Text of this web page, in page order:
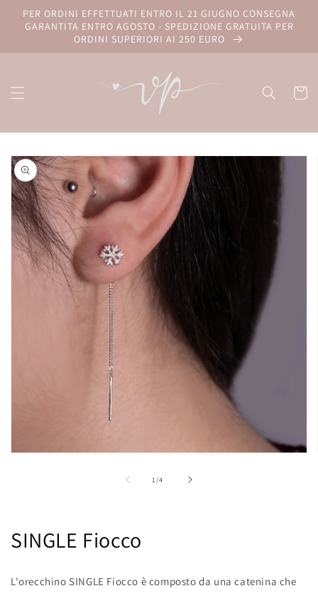
direttamente
ai contenuti
PER ORDINI EFFETTUATI ENTRO IL 21 GIUGNO CONSEGNA
GARANTITA ENTRO AGOSTO - SPEDIZIONE GRATUITA PER
ORDINI SUPERIORI AI 250 EURO
Carrello
Passa alle
informazioni
sul prodotto
1 /
su4
SINGLE Fiocco
L'orecchino SINGLE Fiocco è composto da una catenina che